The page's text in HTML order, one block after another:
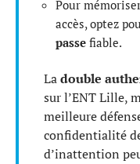
Pour
accès, optez
passe fiable.
Ladouble
sur l’ENT Lille,
meilleure
confidentialité
d’inattention